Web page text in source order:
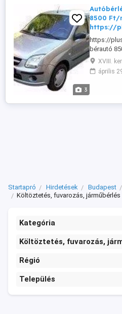
rugalmas ...
3
8500 Ft/
https://
https://
bérautó
ajánljuk
autót
Fizetés
XVIII.
április
Startapró Hirdetések Budapest
Költöztetés, fuvarozás, járműbérlés
Kategória
Költöztetés, fuvarozás,
Régió
Település